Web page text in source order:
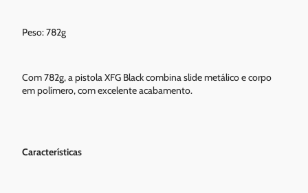
Peso: 782g
Com 782g, a pistola XFG Black combina slide metálico e corpo
em polímero, com excelente acabamento.
Características